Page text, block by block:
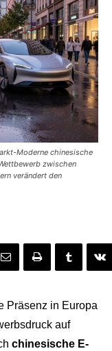
Moderne chinesische
zwischen
verändert den
Präsenz in Europa
auf
chinesische E-